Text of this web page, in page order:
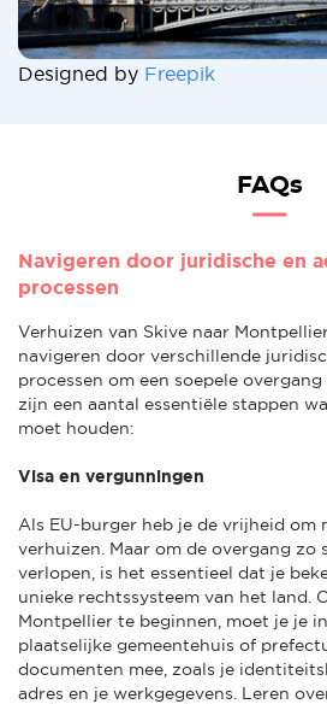
Designed by Freepik
FAQs
Navigeren door juridische en
processen
Verhuizen van Skive naar
navigeren door verschillende
processen om een soepele
zijn een aantal essentiële stappen
moet houden:
Visa en vergunningen
Als EU-burger heb je de vrijheid om
verhuizen. Maar om de overgang zo
verlopen, is het essentieel dat je
unieke rechtssysteem van het land.
Montpellier te beginnen, moet je je
plaatselijke gemeentehuis of
documenten mee, zoals je
adres en je werkgegevens. Leren